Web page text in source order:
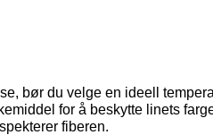
bør du velge en ideell
for å beskytte linets
fiberen.